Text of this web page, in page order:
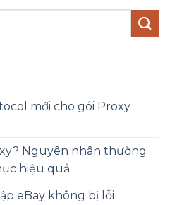
mới cho gói Proxy
Nguyên nhân thường
hiệu quả
eBay không bị lỗi